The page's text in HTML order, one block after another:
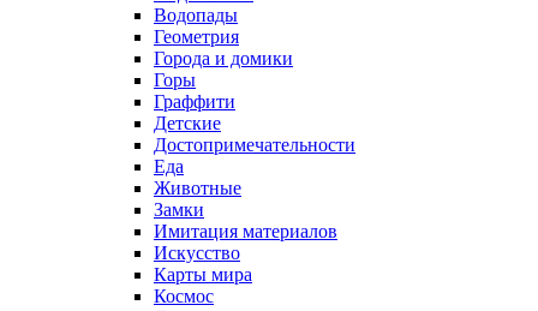
Водопады
Геометрия
Города и домики
Горы
Граффити
Детские
Достопримечательности
Еда
Животные
Замки
Имитация материалов
Искусство
Карты мира
Космос